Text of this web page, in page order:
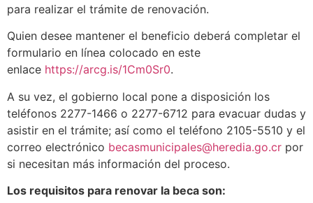
para realizar el trámite de renovación.
Quien desee mantener el beneficio deberá completar el
formulario en línea colocado en este
enlace https://arcg.is/1Cm0Sr0.
A su vez, el gobierno local pone a disposición los
teléfonos 2277-1466 o 2277-6712 para evacuar dudas y
asistir en el trámite; así como el teléfono 2105-5510 y el
correo electrónico becasmunicipales@heredia.go.cr por
si necesitan más información del proceso.
Los requisitos para renovar la beca son: